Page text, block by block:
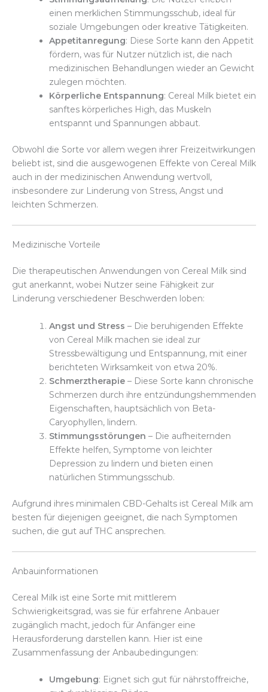
einen merklichen Stimmungsschub, ideal für
soziale Umgebungen oder kreative Tätigkeiten.
Appetitanregung: Diese Sorte kann den Appetit
fördern, was für Nutzer nützlich ist, die nach
medizinischen Behandlungen wieder an Gewicht
zulegen möchten.
Körperliche Entspannung: Cereal Milk bietet ein
sanftes körperliches High, das Muskeln
entspannt und Spannungen abbaut.
Obwohl die Sorte vor allem wegen ihrer Freizeitwirkungen
beliebt ist, sind die ausgewogenen Effekte von Cereal Milk
auch in der medizinischen Anwendung wertvoll,
insbesondere zur Linderung von Stress, Angst und
leichten Schmerzen.
Medizinische Vorteile
Die therapeutischen Anwendungen von Cereal Milk sind
gut anerkannt, wobei Nutzer seine Fähigkeit zur
Linderung verschiedener Beschwerden loben:
Angst und Stress – Die beruhigenden Effekte
von Cereal Milk machen sie ideal zur
Stressbewältigung und Entspannung, mit einer
berichteten Wirksamkeit von etwa 20%.
Schmerztherapie – Diese Sorte kann chronische
Schmerzen durch ihre entzündungshemmenden
Eigenschaften, hauptsächlich von Beta-
Caryophyllen, lindern.
Stimmungsstörungen – Die aufheiternden
Effekte helfen, Symptome von leichter
Depression zu lindern und bieten einen
natürlichen Stimmungsschub.
Aufgrund ihres minimalen CBD-Gehalts ist Cereal Milk am
besten für diejenigen geeignet, die nach Symptomen
suchen, die gut auf THC ansprechen.
Anbauinformationen
Cereal Milk ist eine Sorte mit mittlerem
Schwierigkeitsgrad, was sie für erfahrene Anbauer
zugänglich macht, jedoch für Anfänger eine
Herausforderung darstellen kann. Hier ist eine
Zusammenfassung der Anbaubedingungen:
Umgebung: Eignet sich gut für nährstoffreiche,